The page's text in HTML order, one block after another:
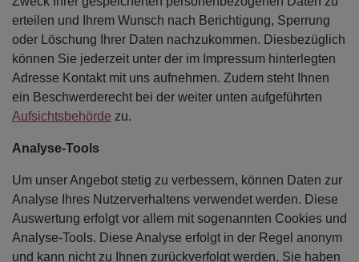
erteilen und Ihrem Wunsch nach Berichtigung, Sperrung
oder Löschung Ihrer Daten nachzukommen. Diesbezüglich
können Sie jederzeit unter der im Impressum hinterlegten
Adresse Kontakt mit uns aufnehmen. Zudem steht Ihnen
ein Beschwerderecht bei der weiter unten aufgeführten
Aufsichtsbehörde zu.
Analyse-Tools
Um unser Angebot stetig zu verbessern, können Daten zur
Analyse Ihres Nutzerverhaltens verwendet werden. Diese
Auswertung erfolgt vor allem mit sogenannten Cookies und
Analyse-Tools. Diese Analyse erfolgt in der Regel anonym
und kann nicht zu Ihnen zurückverfolgt werden. Sie haben